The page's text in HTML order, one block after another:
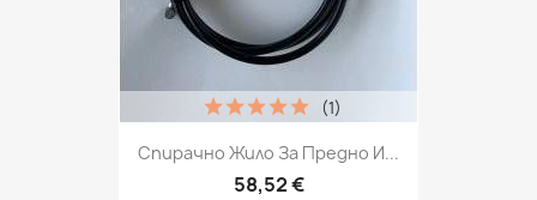
Спирачно Жило За Предно И...
58,52 €
(1)